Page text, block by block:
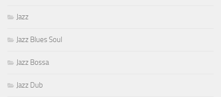
Jazz
Jazz Blues Soul
Jazz Bossa
Jazz Dub